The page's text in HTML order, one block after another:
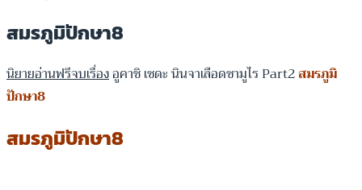
สมรภูมิปักษา8
นิยายอ่านฟรีจบเรื่องอูคาชิ เซดะ นินจาเลือดซามูไร Part2สมรภูมิ
ปักษา8
สมรภูมิปักษา8